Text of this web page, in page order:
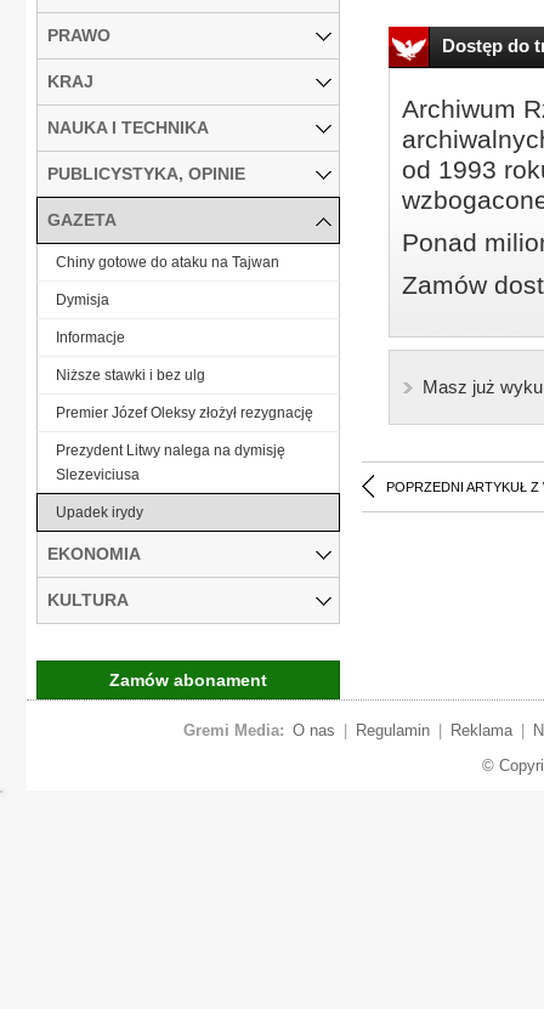
Dostęp do
Archiwum
od 1993
Ponad
Zamów
Masz już
POPRZEDNI ARTYKUŁ Z
PRAWO
KRAJ
NAUKA I TECHNIKA
PUBLICYSTYKA, OPINIE
GAZETA
Chiny gotowe do ataku na Tajwan
Dymisja
Informacje
Niższe stawki i bez ulg
Premier Józef Oleksy złożył rezygnację
Prezydent Litwy nalega na dymisję
Slezeviciusa
Upadek irydy
EKONOMIA
KULTURA
Zamów abonament
Gremi Media: O nas Regulamin Reklama
©